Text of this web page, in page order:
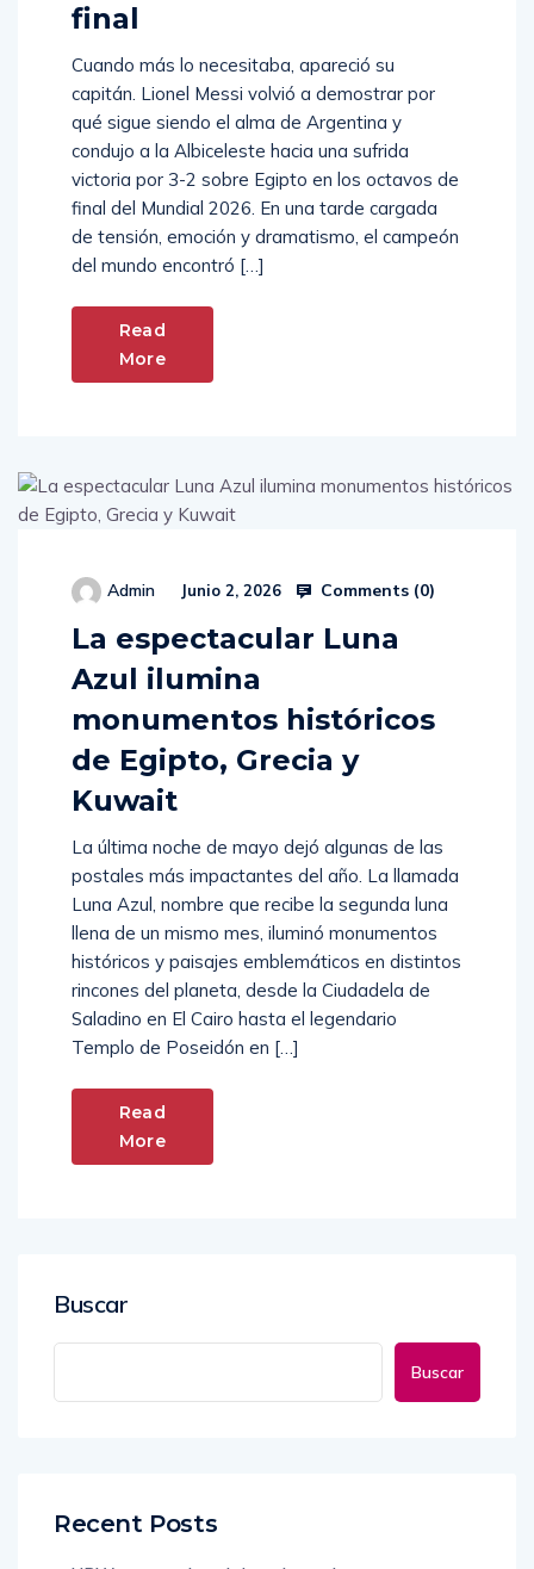
final
Cuando más lo necesitaba, apareció su
capitán. Lionel Messi volvió a demostrar por
qué sigue siendo el alma de Argentina y
condujo a la Albiceleste hacia una sufrida
victoria por 3-2 sobre Egipto en los octavos de
final del Mundial 2026. En una tarde cargada
de tensión, emoción y dramatismo, el campeón
del mundo encontró […]
Read
More
Admin Junio 2, 2026 Comments (0)
La espectacular Luna
Azul ilumina
monumentos históricos
de Egipto, Grecia y
Kuwait
La última noche de mayo dejó algunas de las
postales más impactantes del año. La llamada
Luna Azul, nombre que recibe la segunda luna
llena de un mismo mes, iluminó monumentos
históricos y paisajes emblemáticos en distintos
rincones del planeta, desde la Ciudadela de
Saladino en El Cairo hasta el legendario
Templo de Poseidón en […]
Read
More
Buscar
Buscar
Recent Posts